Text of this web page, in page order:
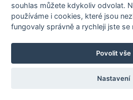
souhlas můžete kdykoliv odvolat.
používáme i cookies, které jsou
fungovaly správně a rychleji jste se
Povolit vše
Nastavení